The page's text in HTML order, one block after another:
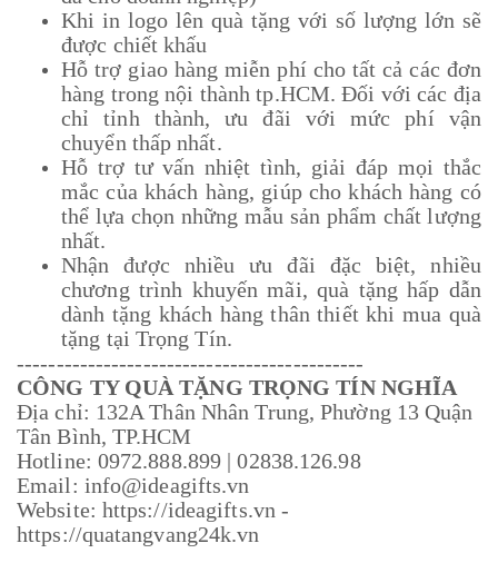
Khi in logo lên quà tặng với số lượng lớn sẽ
được chiết khấu
Hỗ trợ giao hàng miễn phí cho tất cả các đơn
hàng trong nội thành tp.HCM. Đối với các địa
chỉ tỉnh thành, ưu đãi với mức phí vận
chuyển thấp nhất.
Hỗ trợ tư vấn nhiệt tình, giải đáp mọi thắc
mắc của khách hàng, giúp cho khách hàng có
thể lựa chọn những mẫu sản phẩm chất lượng
nhất.
Nhận được nhiều ưu đãi đặc biệt, nhiều
chương trình khuyến mãi, quà tặng hấp dẫn
dành tặng khách hàng thân thiết khi mua quà
tặng tại Trọng Tín.
--------------------------------------------
CÔNG TY QUÀ TẶNG TRỌNG TÍN NGHĨA
Địa chỉ: 132A Thân Nhân Trung, Phường 13 Quận
Tân Bình, TP.HCM
Hotline: 0972.888.899 | 02838.126.98
Email: info@ideagifts.vn
Website: https://ideagifts.vn -
https://quatangvang24k.vn